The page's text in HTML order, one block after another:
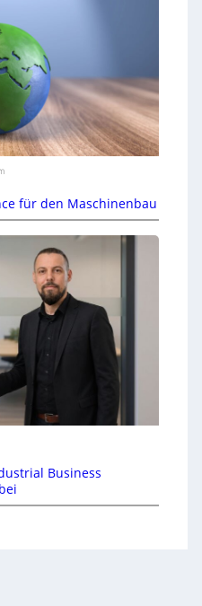
für den Maschinenbau
Business